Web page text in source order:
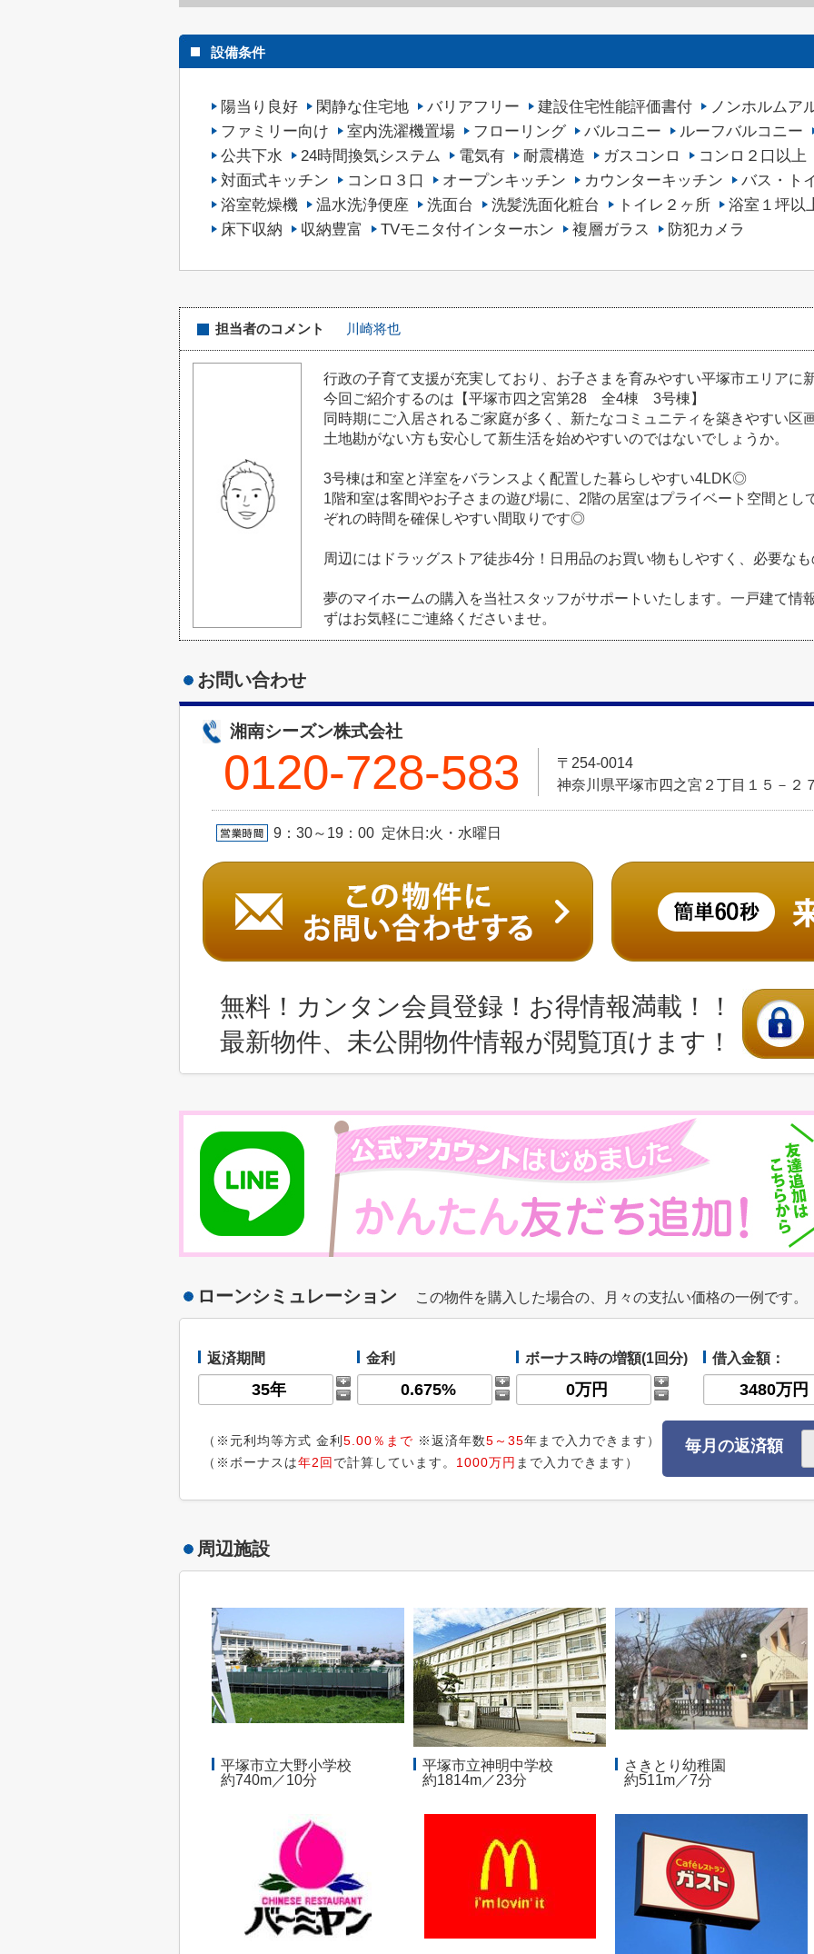
設備条件
陽当り良好 閑静な住宅地 バリアフリー 建設住宅性能評価書付
ノンホルムア
ファミリー向け
室内洗濯機置場 フローリング バルコニー
ルーフバルコニー
公共下水
24時間換気システム 電気有 耐震構造 ガスコンロ
コンロ２口以上
対面式キッチン
コンロ３口 オープンキッチン カウンターキッチン
バス・ト
浴室乾燥機
温水洗浄便座 洗面台 洗髪洗面化粧台 トイレ２ヶ所
浴室１坪以
床下収納
収納豊富 TVモニタ付インターホン 複層ガラス 防犯カメラ
担当者のコメント 川崎将也
行政の子育て支援が充実しており、お子さまを育みやすい平塚市エリアに
今回ご紹介するのは【平塚市四之宮第28 全4棟 3号棟】
同時期にご入居されるご家庭が多く、新たなコミュニティを築きやすい区
土地勘がない方も安心して新生活を始めやすいのではないでしょうか。
3号棟は和室と洋室をバランスよく配置した暮らしやすい4LDK◎
1階和室は客間やお子さまの遊び場に、2階の居室はプライベート空間とし
ぞれの時間を確保しやすい間取りです◎
周辺にはドラッグストア徒歩4分！日用品のお買い物もしやすく、必要な
夢のマイホームの購入を当社スタッフがサポートいたします。一戸建て情
ずはお気軽にご連絡くださいませ。
お問い合わせ
湘南シーズン株式会社
0120-728-583
〒254-0014
神奈川県平塚市四之宮２丁目１５－２
9：30～19：00 定休日:火・水曜日
無料！カンタン会員登録！お得情報満載！！
最新物件、未公開物件情報が閲覧頂けます！
ローンシミュレーション この物件を購入した場合の、月々の支払い価格の一例です。
返済期間 金利 ボーナス時の増額(1回分) 借入金額：
（※元利均等方式 金利 5.00％まで ※返済年数5～35年まで入力できます）
（※ボーナスは年2回 で計算しています。 1000万円 まで入力できます）
毎月の返済額
周辺施設
平塚市立大野小学校
約740m／10分
平塚市立神明中学校
約1814m／23分
さきとり幼稚園
約511m／7分